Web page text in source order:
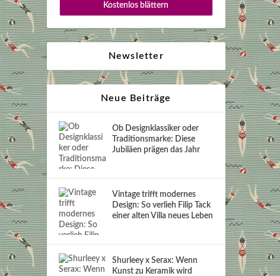
Kostenlos blättern
Newsletter
Neue Beiträge
Ob Designklassiker oder
Traditionsmarke: Diese
Jubiläen prägen das Jahr
Vintage trifft modernes
Design: So verlieh Filip Tack
einer alten Villa neues Leben
Shurleey x Serax: Wenn
Kunst zu Keramik wird